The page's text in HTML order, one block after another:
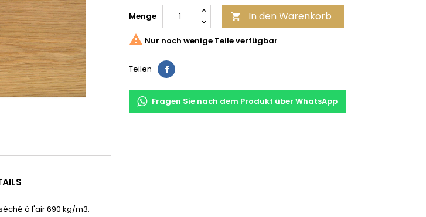
Menge  In den Warenkorb
 Nur noch wenige Teile verfügbar
Teilen Teilen
Fragen Sie nach dem Produkt über WhatsApp
à l'air 690 kg/m3.